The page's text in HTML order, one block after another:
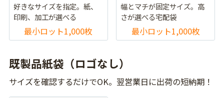
好きなサイズを指定。紙、
印刷、加工が選べる
最小ロット1,000枚
幅とマチが固定サイズ。高
さが選べる宅配袋
最小ロット1,000枚
既製品紙袋（ロゴなし）
サイズを確認するだけでOK。翌営業日に出荷の短納期！